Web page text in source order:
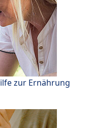
zur Ernährung